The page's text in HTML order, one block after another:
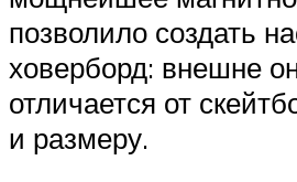
позволило создать
ховерборд: внешне
отличается от
и размеру.